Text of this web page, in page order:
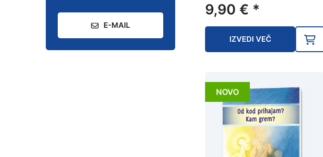
9,90 € *
IZVEDI VEČ
NOVO
E-MAIL